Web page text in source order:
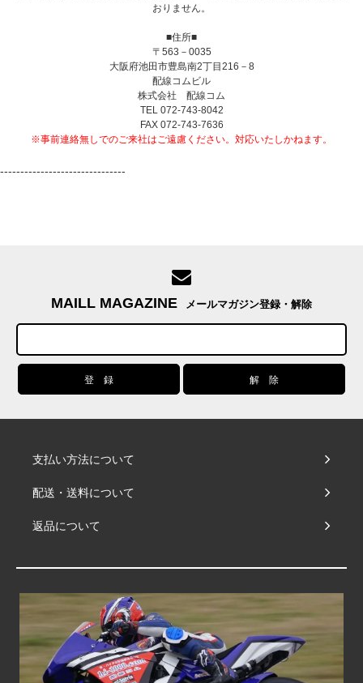
おりません。
■住所■
〒563－0035
大阪府池田市豊島南2丁目216－8
配線コムビル
株式会社 配線コム
TEL 072-743-8042
FAX 072-743-7636
※事前連絡無しでのご来社はご遠慮ください。対応いたしかねます。
-------------------------------
MAILL MAGAZINE メールマガジン登録・解除
支払い方法について
配送・送料について
返品について